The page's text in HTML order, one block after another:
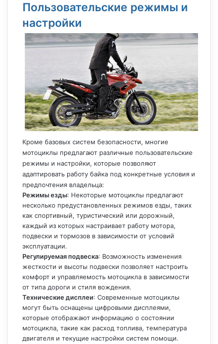
Пользовательские режимы и
настройки
Кроме базовых систем безопасности, многие
мотоциклы предлагают различные пользовательские
режимы и настройки, которые позволяют
адаптировать работу байка под конкретные условия и
предпочтения владельца:
Режимы езды: Некоторые мотоциклы предлагают
несколько предустановленных режимов езды, таких
как спортивный, туристический или дорожный,
каждый из которых настраивает работу мотора,
подвески и тормозов в зависимости от условий
эксплуатации.
Регулируемая подвеска: Возможность изменения
жесткости и высоты подвески позволяет настроить
комфорт и управляемость мотоцикла в зависимости
от типа дороги и стиля вождения.
Технические дисплеи: Современные мотоциклы
могут быть оснащены цифровыми дисплеями,
которые отображают информацию о состоянии
мотоцикла, такие как расход топлива, температура
двигателя и текущие настройки систем помощи.